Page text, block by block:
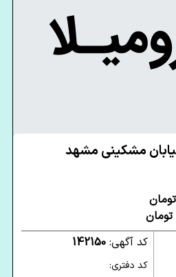
کد آگهی: 142150
کد دفتری: